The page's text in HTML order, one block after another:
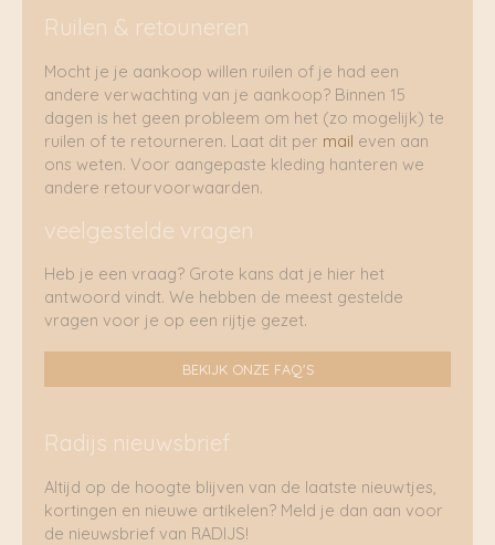
Ruilen & retouneren
Mocht je je aankoop willen ruilen of je had een
andere verwachting van je aankoop? Binnen 15
dagen is het geen probleem om het (zo mogelijk) te
ruilen of te retourneren. Laat dit per mail even aan
ons weten. Voor aangepaste kleding hanteren we
andere retourvoorwaarden.
veelgestelde vragen
Heb je een vraag? Grote kans dat je hier het
antwoord vindt. We hebben de meest gestelde
vragen voor je op een rijtje gezet.
BEKIJK ONZE FAQ'S
Radijs nieuwsbrief
Altijd op de hoogte blijven van de laatste nieuwtjes,
kortingen en nieuwe artikelen? Meld je dan aan voor
de nieuwsbrief van RADIJS!